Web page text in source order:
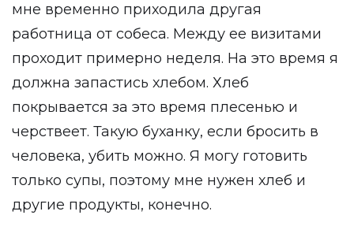
мне временно приходила другая
работница от собеса. Между ее визитами
проходит примерно неделя. На это время я
должна запастись хлебом. Хлеб
покрывается за это время плесенью и
черствеет. Такую буханку, если бросить в
человека, убить можно. Я могу готовить
только супы, поэтому мне нужен хлеб и
другие продукты, конечно.